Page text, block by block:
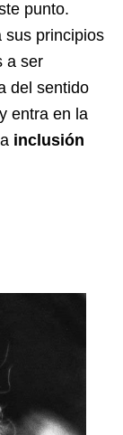
punto.
sus principios
a ser
del sentido
entra en la
inclusión